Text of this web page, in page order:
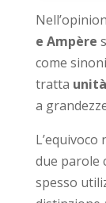
e Ampère
come
tratta
a
due parole
spesso